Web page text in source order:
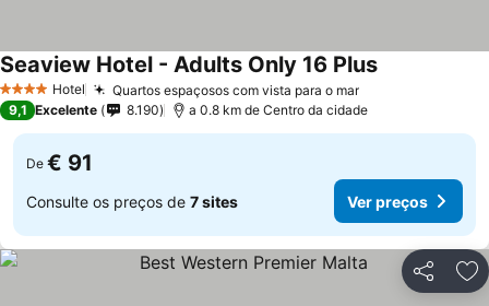
4 EstrelasHotel Quartos espaçosos com vista para o mar
Seaview Hotel - Adults Only 16 Plus
9,1 Excelente 8.190 a 0.8 km de Centro da cidade
De € 91
Consulte os preços de 7 sites Ver preços
Partilhar